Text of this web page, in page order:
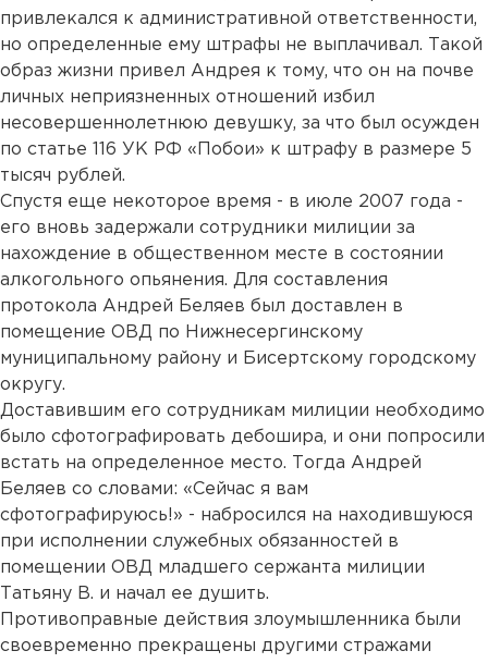
привлекался к административной ответственности,
но определенные ему штрафы не выплачивал. Такой
образ жизни привел Андрея к тому, что он на почве
личных неприязненных отношений избил
несовершеннолетнюю девушку, за что был осужден
по статье 116 УК РФ «Побои» к штрафу в размере 5
тысяч рублей.
Спустя еще некоторое время - в июле 2007 года -
его вновь задержали сотрудники милиции за
нахождение в общественном месте в состоянии
алкогольного опьянения. Для составления
протокола Андрей Беляев был доставлен в
помещение ОВД по Нижнесергинскому
муниципальному району и Бисертскому городскому
округу.
Доставившим его сотрудникам милиции необходимо
было сфотографировать дебошира, и они попросили
встать на определенное место. Тогда Андрей
Беляев со словами: «Сейчас я вам
сфотографируюсь!» - набросился на находившуюся
при исполнении служебных обязанностей в
помещении ОВД младшего сержанта милиции
Татьяну В. и начал ее душить.
Противоправные действия злоумышленника были
своевременно прекращены другими стражами